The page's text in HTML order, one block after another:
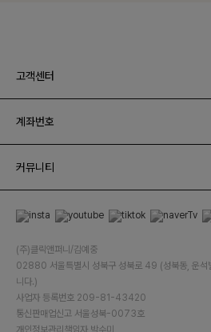
고객센터
계좌번호
커뮤니티
(주)클릭앤퍼니/김예중
02880 서울특별시 성북구 성북로 49 (성북동, 운석
니다.)
사업자 등록번호 209-81-43420
통신판매업신고 서울성북-0073호
개인정보관리책임자 박수미